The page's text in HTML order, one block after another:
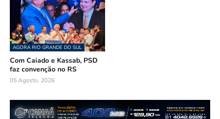
AGORA RIO GRANDE DO SUL
Com Caiado e Kassab, PSD
faz convenção no RS
05 Agosto, 2026